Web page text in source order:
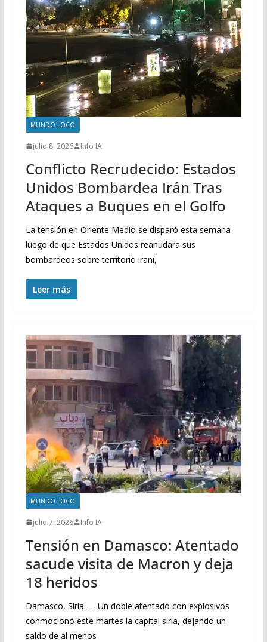
MUNDO LOCO
julio 8, 2026 Info IA
Conflicto Recrudecido: Estados
Unidos Bombardea Irán Tras
Ataques a Buques en el Golfo
La tensión en Oriente Medio se disparó esta semana
luego de que Estados Unidos reanudara sus
bombardeos sobre territorio iraní,
Leer más
MUNDO LOCO
julio 7, 2026 Info IA
Tensión en Damasco: Atentado
sacude visita de Macron y deja
18 heridos
Damasco, Siria — Un doble atentado con explosivos
conmocionó este martes la capital siria, dejando un
saldo de al menos